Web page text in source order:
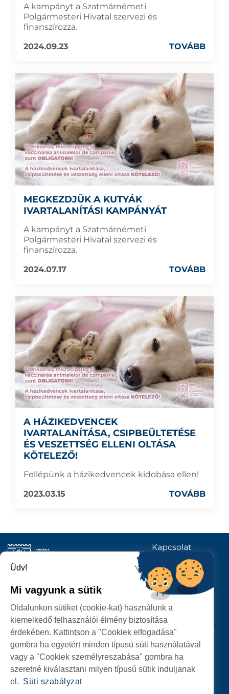
A kampányt a Szatmárnémeti
Polgármesteri Hivatal szervezi és
finanszírozza.
2024.09.23
TOVÁBB
MEGKEZDJÜK A KUTYÁK
IVARTALANÍTÁSI KAMPÁNYÁT
A kampányt a Szatmárnémeti
Polgármesteri Hivatal szervezi és
finanszírozza.
2024.07.17
TOVÁBB
A HÁZIKEDVENCEK
IVARTALANÍTÁSA, CSIPBEÜLTETÉSE
ÉS VESZETTSÉG ELLENI OLTÁSA
KÖTELEZŐ!
Fellépünk a házikedvencek kidobása ellen!
2023.03.15
TOVÁBB
SZEMÉLYES ADATOK VÉDELME
SZATMÁRNÉMETI
POLGÁRMESTERI HIVATAL
P-ȚA 25 OCTOMBRIE, NR. 1 CORP M, 440026 SATU MARE
Kapcsolat
KÖVESSENEK
Üdv!
Mi vagyunk a sütik
Oldalunkon sütiket (cookie-kat) használunk a
kiemelkedő felhasználói élmény biztosítása
érdekében. Kattintson a "Cookiek elfogadása"
gombra ha egyetért minden típusú süti használatával
vagy a "Cookiek személyreszabása" gombra ha
szeretné kiválasztani milyen típusú sütik induljanak
el. Süti szabályzat